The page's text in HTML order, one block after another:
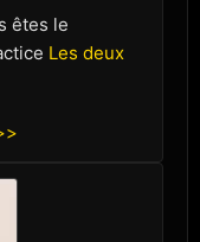
êtes le
Les deux